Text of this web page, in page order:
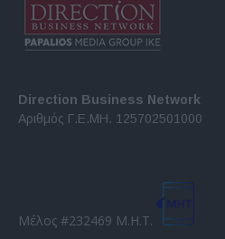
Direction Business Network
Αριθμός Γ.Ε.ΜΗ. 125702501000
Μέλος #232469 Μ.Η.Τ.